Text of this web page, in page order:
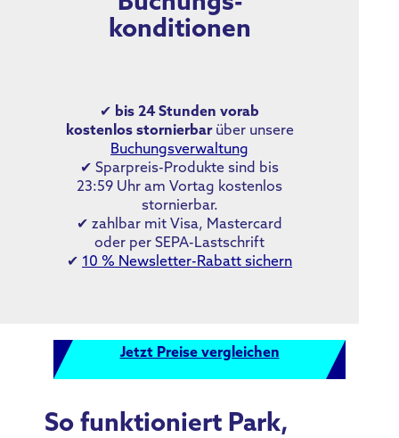
konditionen
✔ bis 24 Stunden vorab
kostenlos stornierbarüber unsere
Buchungsverwaltung
✔ Sparpreis-Produkte sind bis
23:59 Uhr am Vortag kostenlos
stornierbar.
✔ zahlbar mit Visa, Mastercard
oder per SEPA-Lastschrift
✔ 10 % Newsletter-Rabatt sichern
Jetzt Preise vergleichen
So funktioniert Park,